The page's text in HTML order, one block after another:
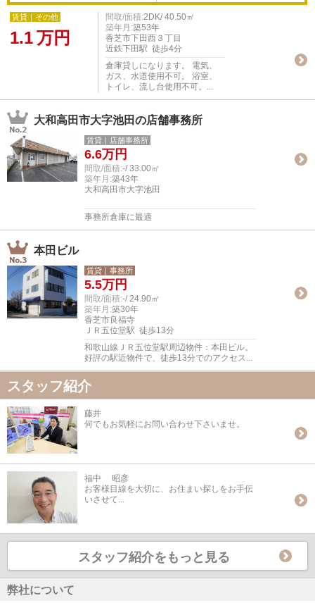
賃貸｜その他
1.1万円
間取/面積:2DK/ 40.50㎡
築年月:築53年
香芝市下田西３丁目
近鉄下田駅 徒歩4分
倉庫貸しになります。 電気、
ガス、水道使用不可。 浴室、
トイレ、流し台使用不可。...
大和高田市大字池田の店舗事務所
賃貸｜店舗事務所
6.6万円
間取/面積:-/ 33.00㎡
築年月:築43年
大和高田市大字池田
事務所倉庫に最適
本田ビル
賃貸｜事務所
5.5万円
間取/面積:-/ 24.90㎡
築年月:築30年
香芝市良福寺
ＪＲ五位堂駅 徒歩13分
和歌山線ＪＲ五位堂駅周辺物件：本田ビル。
好評の駅近物件で、徒歩13分でのアクセス...
スタッフ紹介
藤井
何でもお気軽にお問い合わせ下さいませ。
福中 昭彦
お客様目線を大切に、お住まい探しをお手伝
いさせて...
スタッフ紹介をもっと見る
弊社について